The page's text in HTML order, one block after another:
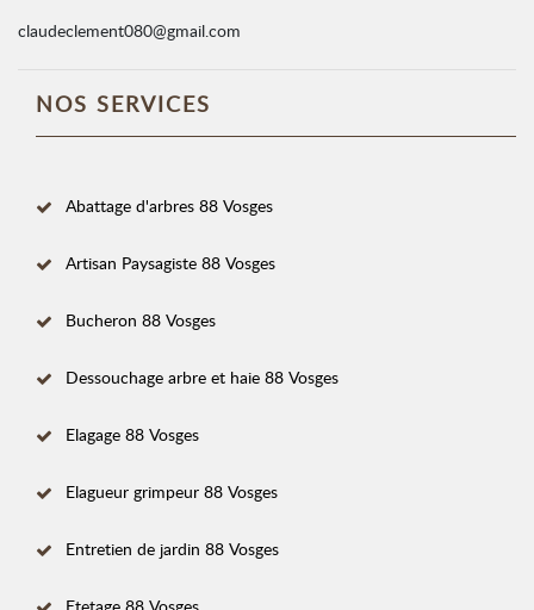
claudeclement080@gmail.com
NOS SERVICES
Abattage d'arbres 88 Vosges
Artisan Paysagiste 88 Vosges
Bucheron 88 Vosges
Dessouchage arbre et haie 88 Vosges
Elagage 88 Vosges
Elagueur grimpeur 88 Vosges
Entretien de jardin 88 Vosges